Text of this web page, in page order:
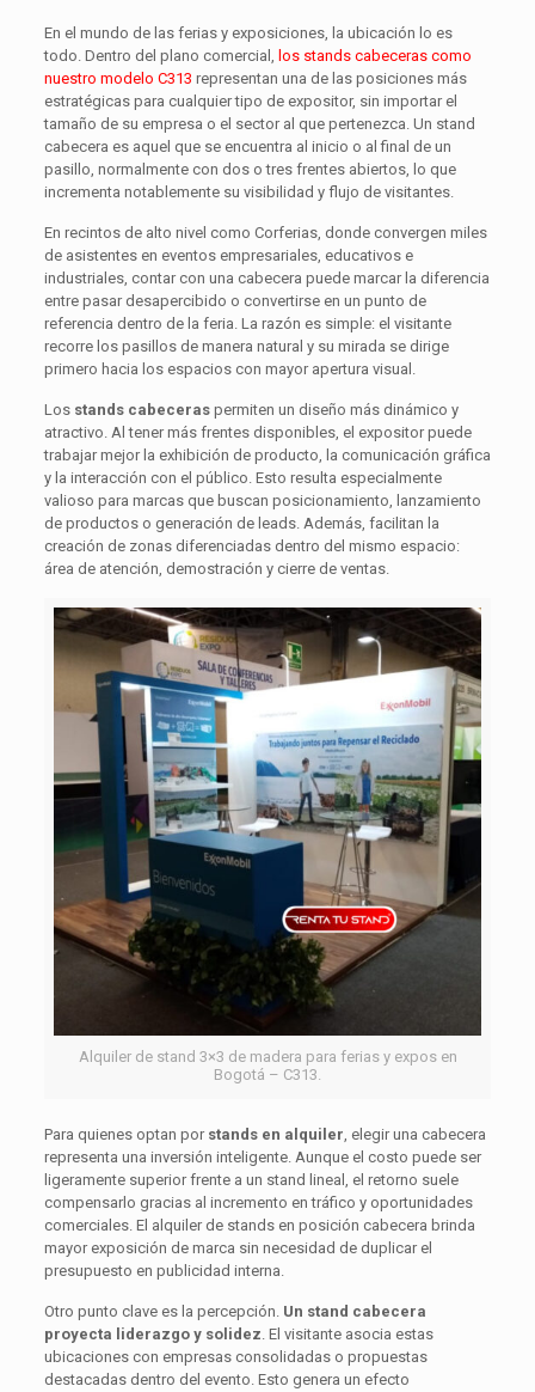
En el mundo de las ferias y exposiciones, la ubicación lo es
todo. Dentro del plano comercial,
los stands cabeceras como
nuestro modelo C313 representan una de las posiciones más
estratégicas para cualquier tipo de expositor, sin importar el
tamaño de su empresa o el sector al que pertenezca. Un stand
cabecera es aquel que se encuentra al inicio o al final de un
pasillo, normalmente con dos o tres frentes abiertos, lo que
incrementa notablemente su visibilidad y flujo de visitantes.
En recintos de alto nivel como Corferias, donde convergen miles
de asistentes en eventos empresariales, educativos e
industriales, contar con una cabecera puede marcar la diferencia
entre pasar desapercibido o convertirse en un punto de
referencia dentro de la feria. La razón es simple: el visitante
recorre los pasillos de manera natural y su mirada se dirige
primero hacia los espacios con mayor apertura visual.
Los stands cabeceraspermiten un diseño más dinámico y
atractivo. Al tener más frentes disponibles, el expositor puede
trabajar mejor la exhibición de producto, la comunicación gráfica
y la interacción con el público. Esto resulta especialmente
valioso para marcas que buscan posicionamiento, lanzamiento
de productos o generación de leads. Además, facilitan la
creación de zonas diferenciadas dentro del mismo espacio:
área de atención, demostración y cierre de ventas.
Alquiler de stand 3×3 de madera para ferias y expos en
Bogotá – C313.
Para quienes optan por stands en alquiler, elegir una cabecera
representa una inversión inteligente. Aunque el costo puede ser
ligeramente superior frente a un stand lineal, el retorno suele
compensarlo gracias al incremento en tráfico y oportunidades
comerciales. El alquiler de stands en posición cabecera brinda
mayor exposición de marca sin necesidad de duplicar el
presupuesto en publicidad interna.
Otro punto clave es la percepción. Un stand cabecera
proyecta liderazgo y solidez. El visitante asocia estas
ubicaciones con empresas consolidadas o propuestas
destacadas dentro del evento. Esto genera un efecto